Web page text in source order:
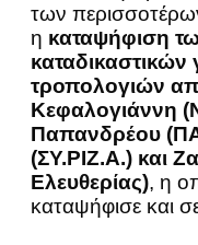
των
η καταψήφιση
καταδικαστικών
τροπολογιών
Κεφαλογιάννη
Παπανδρέου
(ΣΥ.ΡΙΖ.Α.) και
Ελευθερίας), η
καταψήφισε και